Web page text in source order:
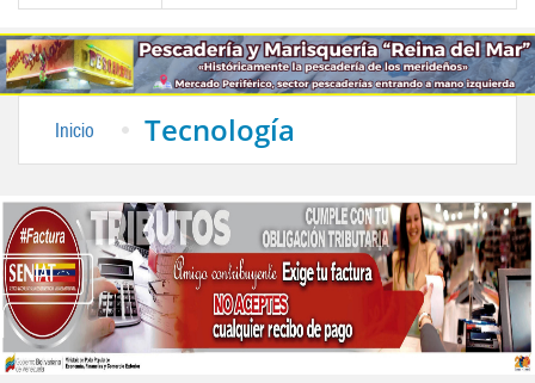
Inicio Tecnología